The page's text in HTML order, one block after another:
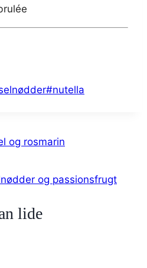
#nutella
og rosmarin
og passionsfrugt
lide